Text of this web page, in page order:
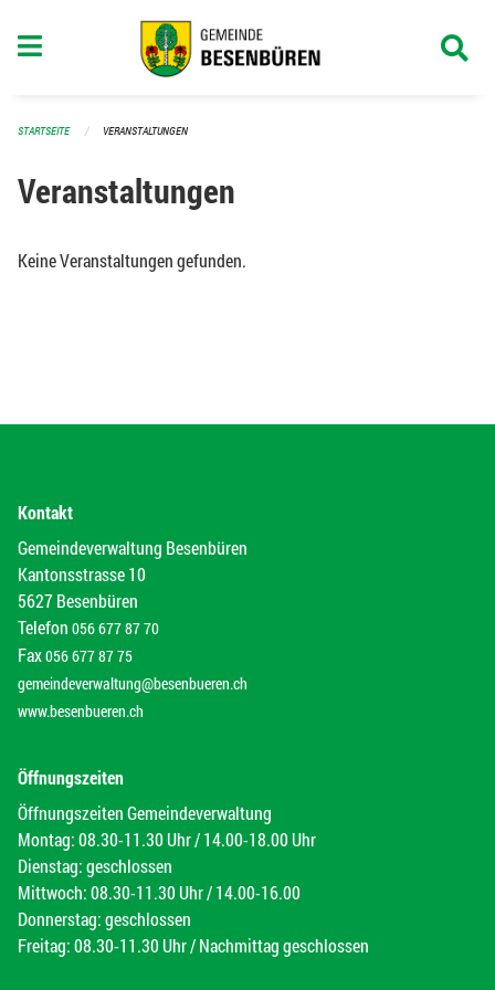
STARTSEITE VERANSTALTUNGEN
Veranstaltungen
Keine Veranstaltungen gefunden.
Kontakt
Gemeindeverwaltung Besenbüren
Kantonsstrasse 10
5627 Besenbüren
Telefon 056 677 87 70
Fax056 677 87 75
gemeindeverwaltung@besenbueren.ch
www.besenbueren.ch
Öffnungszeiten
Öffnungszeiten Gemeindeverwaltung
Montag: 08.30-11.30 Uhr / 14.00-18.00 Uhr
Dienstag: geschlossen
Mittwoch: 08.30-11.30 Uhr / 14.00-16.00
Donnerstag: geschlossen
Freitag: 08.30-11.30 Uhr / Nachmittag geschlossen